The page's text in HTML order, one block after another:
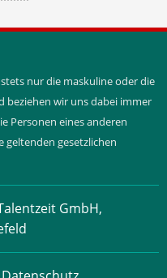
nur die maskuline oder die
beziehen wir uns dabei immer
Personen eines anderen
geltenden gesetzlichen
GmbH,